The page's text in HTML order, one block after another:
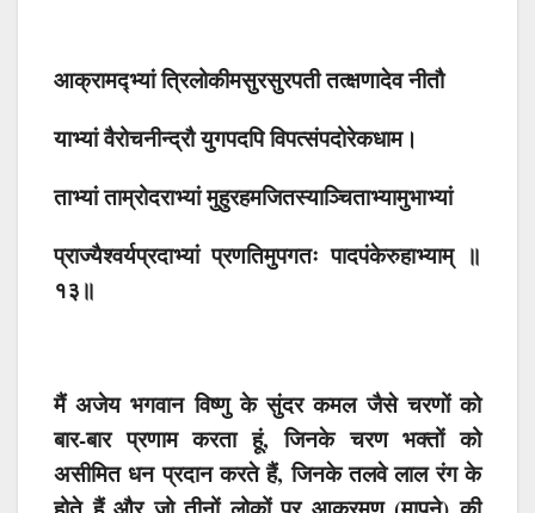
आक्रामद्भ्यां त्रिलोकीमसुरसुरपती तत्क्षणादेव नीतौ
याभ्यां वैरोचनीन्द्रौ युगपदपि विपत्संपदोरेकधाम।
ताभ्यां ताम्रोदराभ्यां मुहुरहमजितस्याञ्चिताभ्यामुभाभ्यां
प्राज्यैश्वर्यप्रदाभ्यां प्रणतिमुपगतः पादपंकेरुहाभ्याम् ॥
१३॥
मैं अजेय भगवान विष्णु के सुंदर कमल जैसे चरणों को
बार-बार प्रणाम करता हूं, जिनके चरण भक्तों को
असीमित धन प्रदान करते हैं, जिनके तलवे लाल रंग के